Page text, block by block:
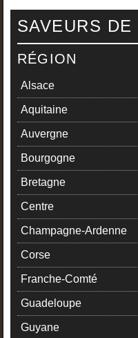
SAVEURS DE
RÉGION
Alsace
Aquitaine
Auvergne
Bourgogne
Bretagne
Centre
Champagne-Ardenne
Corse
Franche-Comté
Guadeloupe
Guyane